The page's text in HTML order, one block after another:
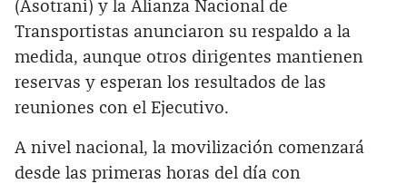
(Asotrani) y la Alianza Nacional de
Transportistas anunciaron su respaldo a la
medida, aunque otros dirigentes mantienen
reservas y esperan los resultados de las
reuniones con el Ejecutivo.
A nivel nacional, la movilización comenzará
desde las primeras horas del día con